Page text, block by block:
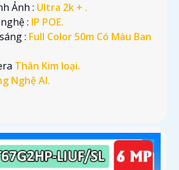
Ảnh : Ultra 2k + .
: IP POE.
: Full Color 50m Có Màu Ban
Thân Kim loại.
Nghệ AI.